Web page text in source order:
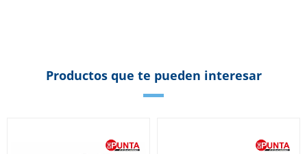
Productos que te pueden interesar